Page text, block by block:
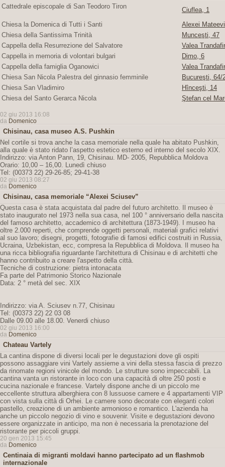
Cattedrale episcopale di San Teodoro Tiron
Ciuflea, 1
Chiesa la Domenica di Tutti i Santi
Alexei
Chiesa della Santissima Trinità
Munceşti, 47
Cappella della Resurrezione del Salvatore
Valea
Cappella in memoria di volontari bulgari
Dimo, 6
Cappella della famiglia Oganowici
Valea
Chiesa San Nicola Palestra del ginnasio femminile
Bucureşti, 64/
Chiesa San Vladimiro
Hînceşti, 14
Chiesa del Santo Gerarca Nicola
Ştefan cel
02 giu 2013 16:08
da Domenico
Chisinau, casa museo A.S. Pushkin
Nel cortile si trova anche la casa memoriale nella quale ha abitato Pushkin,
alla quale è stato ridato l’aspetto estetico esterno ed interno del secolo XIX.
Indirizzo: via Anton Pann, 19, Chisinau. MD- 2005, Repubblica Moldova
Orario: 10,00 – 16,00. Lunedì chiuso
Tel: (00373 22) 29-26-85; 29-41-38
02 giu 2013 08:27
da Domenico
Chisinau, casa memoriale “Alexei Sciusev”
Questa casa è stata acquistata dal padre del futuro architetto. Il museo è
stato inaugurato nel 1973 nella sua casa, nel 100 ° anniversario della nascita
del famoso architetto, accademico di architettura (1873-1949). I museo ha
oltre 2.000 reperti, che comprende oggetti personali, materiali grafici relativi
al suo lavoro; disegni, progetti, fotografie di famosi edifici costruiti in Russia,
Ucraina, Uzbekistan, ecc, compresa la Repubblica di Moldova. Il museo ha
una ricca bibliografia riguardante l'architettura di Chisinau e di architetti che
hanno contribuito a creare l'aspetto della città.
Tecniche di costruzione: pietra intonacata
Fa parte del Patrimonio Storico Nazionale
Data: 2 ° metà del sec. XIX
Indirizzo: via A. Sciusev n.77, Chisinau
Tel: (00373 22) 22 03 08
Dalle 09.00 alle 18.00. Venerdi chiuso
02 giu 2013 16:00
da Domenico
Chateau Vartely
La cantina dispone di diversi locali per le degustazioni dove gli ospiti
possono assaggiare vini Vartely assieme a vini della stessa fascia di prezzo
da rinomate regioni vinicole del mondo. Le strutture sono impeccabili. La
cantina vanta un ristorante in loco con una capacità di oltre 250 posti e
cucina nazionale e francese. Vartely dispone anche di un piccolo me
eccellente struttura alberghiera con 8 lussuose camere e 4 appartamenti VIP
con vista sulla città di Orhei. Le camere sono decorate con eleganti colori
pastello, creazione di un ambiente armonioso e romantico. L'azienda ha
anche un piccolo negozio di vino e souvenir. Visite e degustazioni devono
essere organizzate in anticipo, ma non è necessaria la prenotazione del
ristorante per piccoli gruppi.
20 gen 2013 15:45
da Domenico
Centinaia di migranti moldavi hanno partecipato ad un flashmob
internazionale